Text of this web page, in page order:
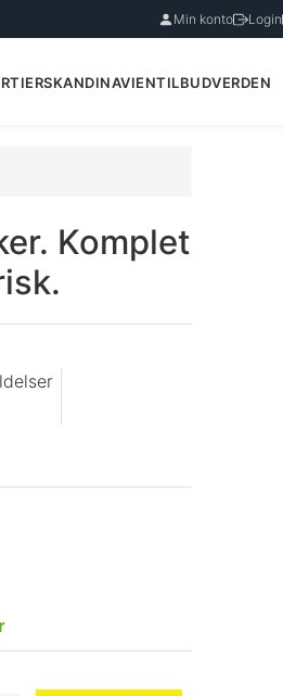
Min konto Login
SKANDINAVIENTILBUDVERDEN
Komplet